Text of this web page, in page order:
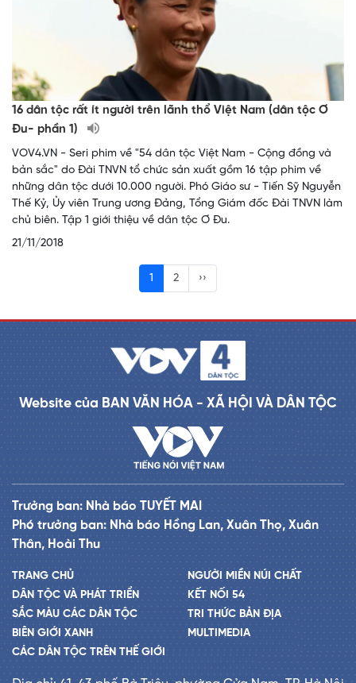
16 dân tộc rất ít người trên lãnh thổ Việt Nam (dân tộc Ơ
Đu- phần 1)
VOV4.VN - Seri phim về "54 dân tộc Việt Nam - Cộng đồng và
bản sắc" do Đài TNVN tổ chức sản xuất gồm 16 tập phim về
những dân tộc dưới 10.000 người. Phó Giáo sư - Tiến Sỹ Nguyễn
Thế Kỷ, Ủy viên Trung ương Đảng, Tổng Giám đốc Đài TNVN làm
chủ biên. Tập 1 giới thiệu về dân tộc Ơ Đu.
21/11/2018
1 2 ››
Website của BAN VĂN HÓA - XÃ HỘI VÀ DÂN TỘC
Trưởng ban: Nhà báo TUYẾT MAI
Phó trưởng ban: Nhà báo Hồng Lan, Xuân Thọ, Xuân
Thân, Hoài Thu
TRANG CHỦ
DÂN TỘC VÀ PHÁT TRIỂN
SẮC MÀU CÁC DÂN TỘC
BIÊN GIỚI XANH
CÁC DÂN TỘC TRÊN THẾ GIỚI
NGƯỜI MIỀN NÚI CHẤT
KẾT NỐI 54
TRI THỨC BẢN ĐỊA
MULTIMEDIA